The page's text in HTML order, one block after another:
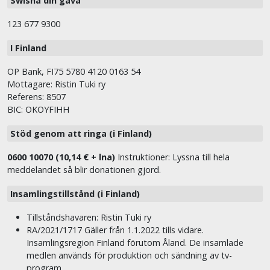
123 677 9300
I Finland
OP Bank, FI75 5780 4120 0163 54
Mottagare: Ristin Tuki ry
Referens: 8507
BIC: OKOYFIHH
Stöd genom att ringa (i Finland)
0600 10070 (10,14 € + lna) Instruktioner: Lyssna till hela
meddelandet så blir donationen gjord.
Insamlingstillstånd (i Finland)
Tillståndshavaren: Ristin Tuki ry
RA/2021/1717 Gäller från 1.1.2022 tills vidare.
Insamlingsregion Finland förutom Åland. De insamlade
medlen används för produktion och sändning av tv-